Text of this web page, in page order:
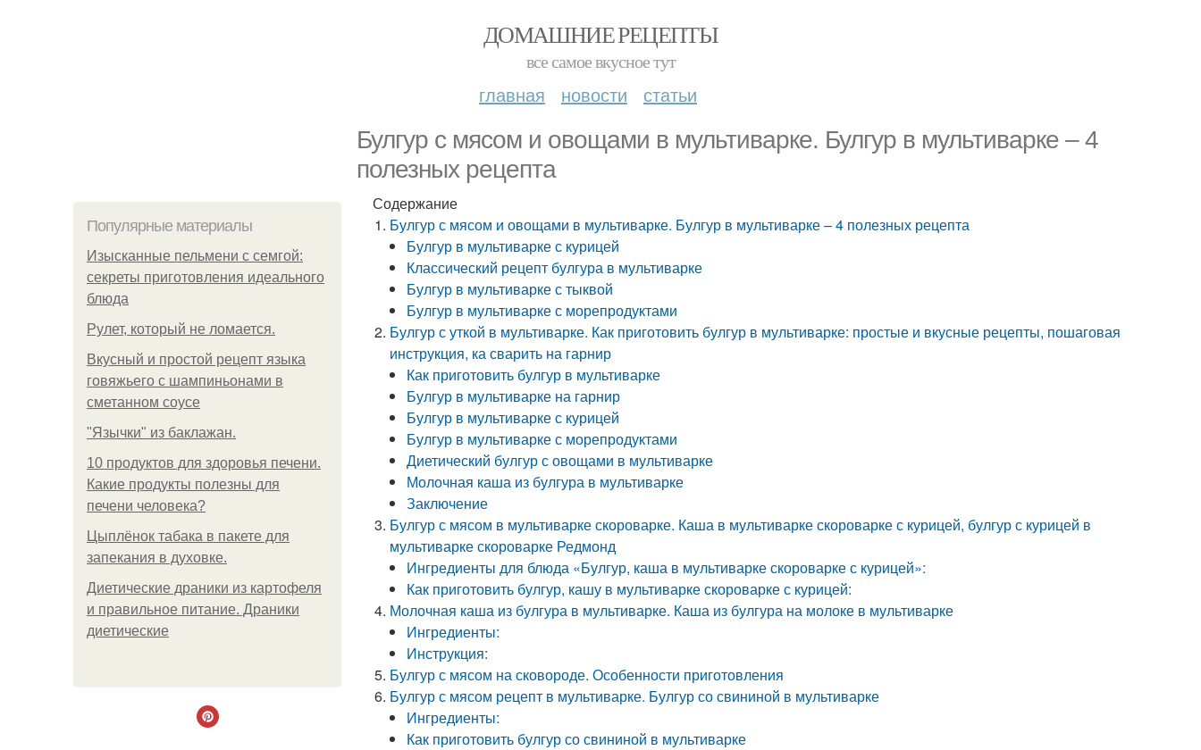
ДОМАШНИЕ РЕЦЕПТЫ
все самое вкусное тут
главная новости статьи
Булгур с мясом и овощами в мультиварке. Булгур в мультиварке – 4
полезных рецепта
Популярные материалы
Изысканные пельмени с семгой:
секреты приготовления идеального
блюда
Рулет, который не ломается.
Вкусный и простой рецепт языка
говяжьего с шампиньонами в
сметанном соусе
"Язычки" из баклажан.
10 продуктов для здоровья печени.
Какие продукты полезны для
печени человека?
Цыплёнок табака в пакете для
запекания в духовке.
Диетические драники из картофеля
и правильное питание. Драники
диетические
Содержание
Булгур с мясом и овощами в мультиварке. Булгур в мультиварке – 4 полезных рецепта
Булгур в мультиварке с курицей
Классический рецепт булгура в мультиварке
Булгур в мультиварке с тыквой
Булгур в мультиварке с морепродуктами
Булгур с уткой в мультиварке. Как приготовить булгур в мультиварке: простые и вкусные рецепты, пошаговая
инструкция, ка сварить на гарнир
Как приготовить булгур в мультиварке
Булгур в мультиварке на гарнир
Булгур в мультиварке с курицей
Булгур в мультиварке с морепродуктами
Диетический булгур с овощами в мультиварке
Молочная каша из булгура в мультиварке
Заключение
Булгур с мясом в мультиварке скороварке. Каша в мультиварке скороварке с курицей, булгур с курицей в
мультиварке скороварке Редмонд
Ингредиенты для блюда «Булгур, каша в мультиварке скороварке с курицей»:
Как приготовить булгур, кашу в мультиварке скороварке с курицей:
Молочная каша из булгура в мультиварке. Каша из булгура на молоке в мультиварке
Ингредиенты:
Инструкция:
Булгур с мясом на сковороде. Особенности приготовления
Булгур с мясом рецепт в мультиварке. Булгур со свининой в мультиварке
Ингредиенты:
Как приготовить булгур со свининой в мультиварке